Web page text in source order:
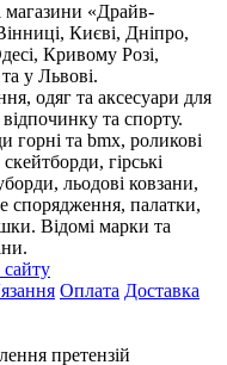
магазини «Драйв-
Києві, Дніпро,
Кривому Розі,
у Львові.
одяг та аксесуари для
та спорту.
горні та bmx, роликові
гірські
льодові ковзани,
спорядження, палатки,
Відомі марки та
Оплата Доставка
претензій